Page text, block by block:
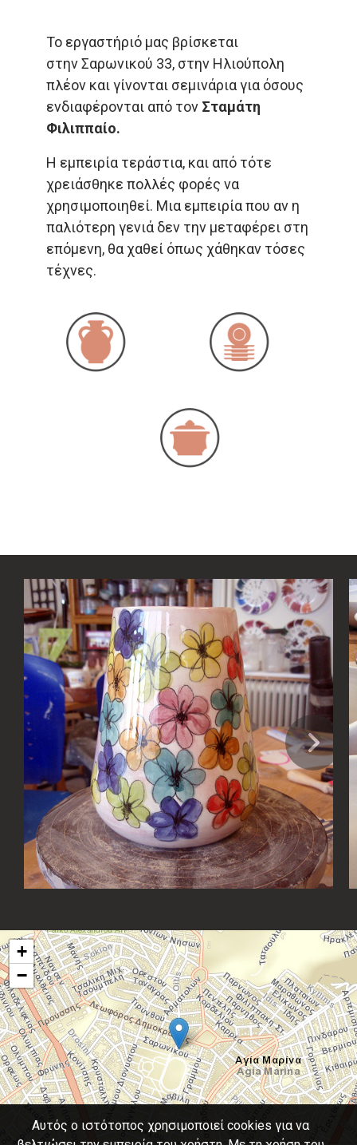
Το εργαστήριό μας βρίσκεται
στην Σαρωνικού 33, στην Ηλιούπολη
πλέον και γίνονται σεμινάρια για όσους
ενδιαφέρονται από τον Σταμάτη
Φιλιππαίο.
Η εμπειρία τεράστια, και από τότε
χρειάσθηκε πολλές φορές να
χρησιμοποιηθεί. Μια εμπειρία που αν η
παλιότερη γενιά δεν την μεταφέρει στη
επόμενη, θα χαθεί όπως χάθηκαν τόσες
τέχνες.
+
−
Αυτός ο ιστότοπος χρησιμοποιεί cookies για να